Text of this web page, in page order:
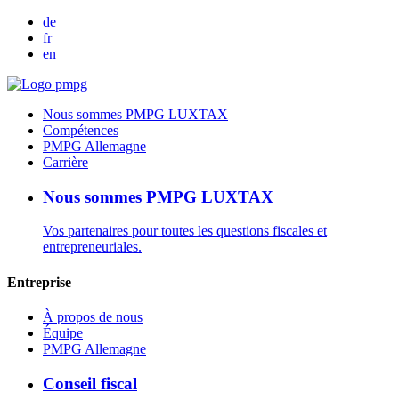
de
fr
en
Nous sommes PMPG LUXTAX
Compétences
PMPG Allemagne
Carrière
Nous sommes PMPG LUXTAX
Vos partenaires pour toutes les questions fiscales et
entrepreneuriales.
Entreprise
À propos de nous
Équipe
PMPG Allemagne
Conseil fiscal